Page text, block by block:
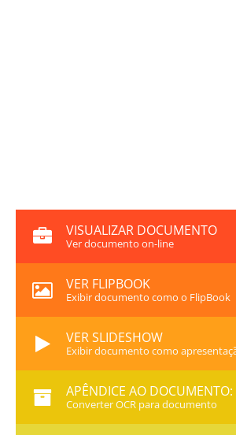
VISUALIZAR DOCUMENTO
Ver documento on-line
VER FLIPBOOK
Exibir documento como o FlipBook
VER SLIDESHOW
Exibir documento como
APÊNDICE AO DOCUMENTO:
Converter OCR para documento